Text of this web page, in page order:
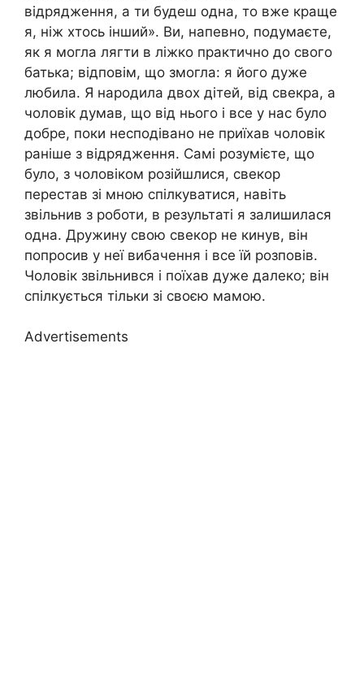
відрядження, а ти будеш одна, то вже краще
я, ніж хтось інший». Ви, напевно, подумаєте,
як я могла лягти в ліжко практично до свого
батька; відповім, що змогла: я його дуже
любила. Я народила двох дітей, від свекра, а
чоловік думав, що від нього і все у нас було
добре, поки несподівано не приїхав чоловік
раніше з відрядження. Самі розумієте, що
було, з чоловіком розійшлися, свекор
перестав зі мною спілкуватися, навіть
звільнив з роботи, в результаті я залишилася
одна. Дружину свою свекор не кинув, він
попросив у неї вибачення і все їй розповів.
Чоловік звільнився і поїхав дуже далеко; він
спілкується тільки зі своєю мамою.
Advertisements